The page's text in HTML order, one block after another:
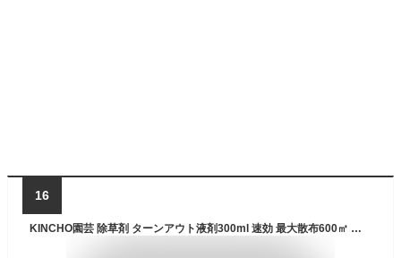
16
KINCHO園芸 除草剤 ターンアウト液剤300ml 速効 最大散布600㎡ 液体 竹 スギナ 原液